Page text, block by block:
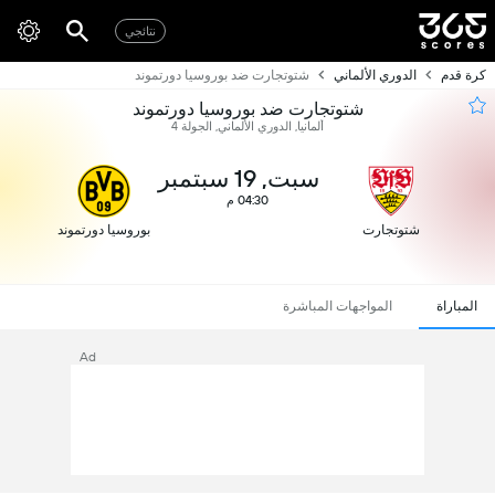
نتائجي
كرة قدم الدوري الألماني شتوتجارت ضد بوروسيا دورتموند
شتوتجارت ضد بوروسيا دورتموند
ألمانيا, الدوري الألماني, الجولة 4
شتوتجارت
سبت, 19 سبتمبر
04:30 م
بوروسيا دورتموند
المباراة المواجهات المباشرة
Ad